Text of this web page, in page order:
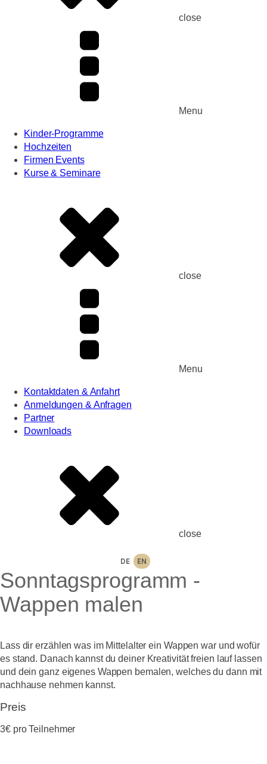
close
Menu
Kinder-Programme
Hochzeiten
Firmen Events
Kurse & Seminare
close
Menu
Kontaktdaten & Anfahrt
Anmeldungen & Anfragen
Partner
Downloads
close
DE EN
Sonntagsprogramm -
Wappen malen
Lass dir erzählen was im Mittelalter ein Wappen war und wofür
es stand. Danach kannst du deiner Kreativität freien lauf lassen
und dein ganz eigenes Wappen bemalen, welches du dann mit
nachhause nehmen kannst.
Preis
3€ pro Teilnehmer